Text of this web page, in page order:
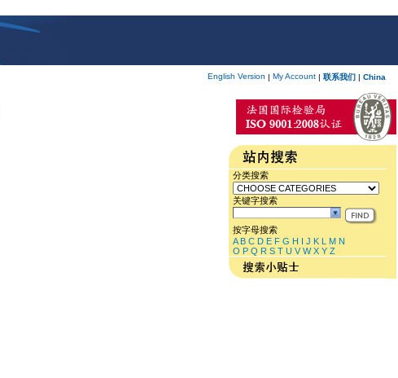
English Version | My Account | 联系我们 | China
分类搜索
关键字搜索
按字母搜索
A B C D E F G H I J K L M N
O P Q R S T U V W X Y Z